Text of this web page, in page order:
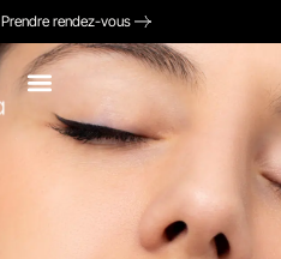
Prendre rendez-vous